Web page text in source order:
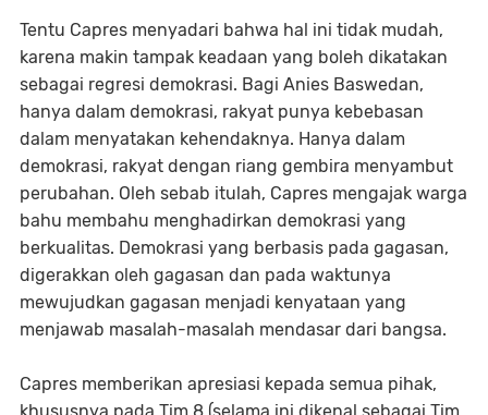
Tentu Capres menyadari bahwa hal ini tidak mudah,
karena makin tampak keadaan yang boleh dikatakan
sebagai regresi demokrasi. Bagi Anies Baswedan,
hanya dalam demokrasi, rakyat punya kebebasan
dalam menyatakan kehendaknya. Hanya dalam
demokrasi, rakyat dengan riang gembira menyambut
perubahan. Oleh sebab itulah, Capres mengajak warga
bahu membahu menghadirkan demokrasi yang
berkualitas. Demokrasi yang berbasis pada gagasan,
digerakkan oleh gagasan dan pada waktunya
mewujudkan gagasan menjadi kenyataan yang
menjawab masalah-masalah mendasar dari bangsa.
Capres memberikan apresiasi kepada semua pihak,